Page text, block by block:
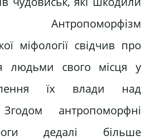
міфології свідчив про
людьми свого місця у
їх влади над
антропоморфні
дедалі більше